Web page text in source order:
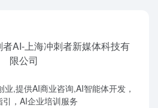
,提供AI商业咨询,AI智能体开发，
引，AI企业培训服务